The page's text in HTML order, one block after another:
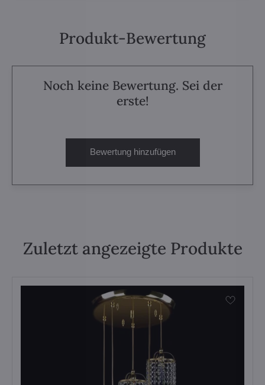
Produkt-Bewertung
Noch keine Bewertung. Sei der
erste!
Bewertung hinzufügen
Zuletzt angezeigte Produkte